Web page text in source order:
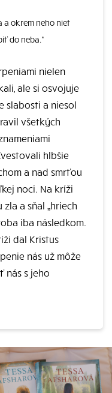
a okrem neho niet
do neba.“
nielen
ale si osvojuje
slabosti a niesol
všetkých
hlbšie
a nad smrťou
noci. Na kríži
a sňal „hriech
iba následkom.
dal Kristus
nás už môže
nás s jeho